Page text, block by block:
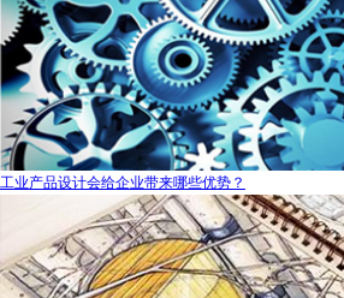
工业产品设计会给企业带来哪些优势？